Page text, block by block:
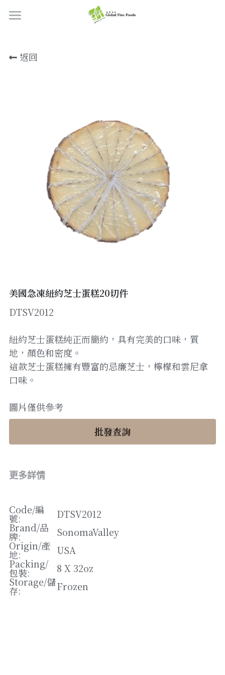
產品
豬肉
雞肉
羊肉/鴨肉
虎蝦/蝦肉
蟹
罐裝海產
魚/其他
熟肉類
香腸
肉丸
醃製火腿肉
奶類制品
芝士
牛油
烘焙食品
餅皮
炸物小食
其他
牛油果醬
糧油
米/藜麥/麵
油
鹽
雜貨
調味料/香草/鹽
果乾
蕃茄
其他
急凍蔬菜
急凍甜點
聯絡我們
搜索
繁體中文
繁體中文
返回
美國急凍紐約芝士蛋糕20切件
DTSV2012
紐約芝士蛋糕純正而簡約，具有完美的口味，質
地，顏色和密度。
這款芝士蛋糕擁有豐富的忌廉芝士，檸檬和雲尼拿
口味。
圖片僅供參考
批發查詢
更多詳情
Code/編
號:
DTSV2012
Brand/品
牌:
SonomaValley
Origin/產
地:
USA
Packing/
包裝:
8 X 32oz
Storage/儲
存: Frozen